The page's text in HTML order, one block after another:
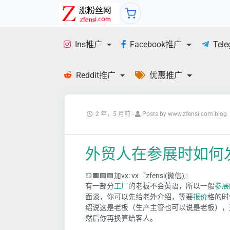
Ins推广 Facebook推广
Reddit推广 优惠推广
2 年，5 月前 - Posts by www.zfensi.com blog
外贸人在参展时如
🟨🟧🟩🟦加vx: vx『zfensi(微信)』
有一部分工厂的老板不会英语，所以一般参展
面谈，你可以先给老外介绍，等要报价格的
绍说这是老板（生产主管也可以说是老板）
然后你再换算给客人。